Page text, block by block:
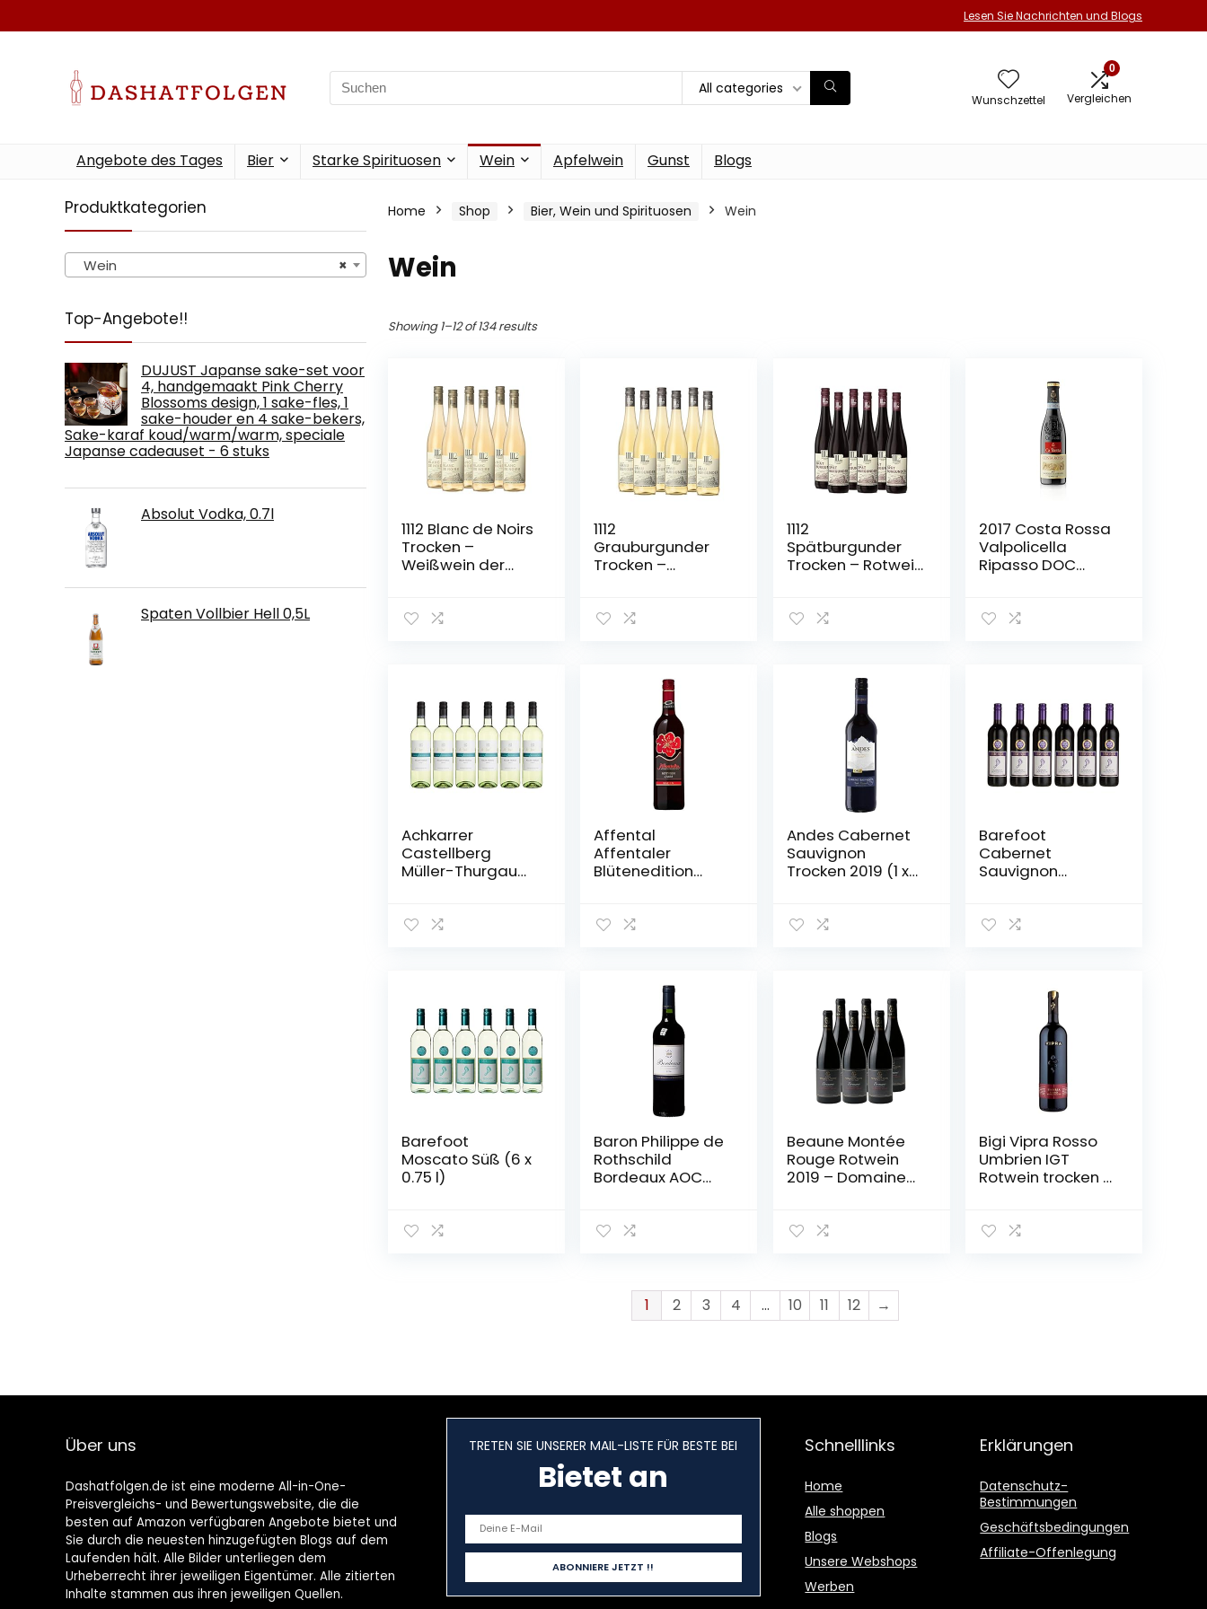
Lesen Sie Nachrichten und Blogs
Search
for:
All categories
Wunschzettel
0
Vergleichen
Angebote des Tages Bier Starke Spirituosen Wein Apfelwein Gunst Blogs
Produktkategorien
×
Wein
Top-Angebote!!
DUJUST Japanse sake-set voor
4, handgemaakt Pink Cherry
Blossoms design, 1 sake-fles, 1
sake-houder en 4 sake-bekers,
Sake-karaf koud/warm/warm, speciale
Japanse cadeauset - 6 stuks
Absolut Vodka, 0.7l
Spaten Vollbier Hell 0,5L
Home Shop Bier, Wein und Spirituosen Wein
Wein
Showing 1–12 of 134 results
1112 Blanc de Noirs
Trocken –
Weißwein der
x 0,75l)
1112
Grauburgunder
Trocken –
Elfhundertzwölf /
Badischer Wein /
Trockener
Weißwein (6 x
1112
Spätburgunder
Trocken – Rotwein
x 0,75l)
2017 Costa Rossa
Valpolicella
Ripasso DOC
– Tenute
Achkarrer
Castellberg
Müller-Thurgau
halbtrocken (6 x
Affental
Affentaler
Blütenedition
Andes Cabernet
Sauvignon
Trocken 2019 (1 x
Barefoot
Cabernet
Sauvignon
Barefoot
Moscato Süß (6 x
0.75 l)
Baron Philippe de
Rothschild
Bordeaux AOC
Beaune Montée
Rouge Rotwein
2019 – Domaine
Frankreich –
Bigi Vipra Rosso
Umbrien IGT
Rotwein trocken (1
1 2 3 4 … 10 11 12 →
Über uns
Dashatfolgen.de ist eine moderne All-in-One-
Preisvergleichs- und Bewertungswebsite, die die
besten auf Amazon verfügbaren Angebote bietet und
Sie durch die neuesten hinzugefügten Blogs auf dem
Laufenden hält. Alle Bilder unterliegen dem
Urheberrecht ihrer jeweiligen Eigentümer. Alle zitierten
Inhalte stammen aus ihren jeweiligen Quellen.
TRETEN SIE UNSERER MAIL-LISTE FÜR BESTE BEI
Bietet an
Schnelllinks
Home
Alle shoppen
Blogs
Unsere Webshops
Werben
Erklärungen
Datenschutz-
Bestimmungen
Geschäftsbedingungen
Affiliate-Offenlegung